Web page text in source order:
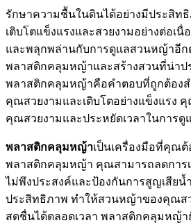
รักษาความชื้นในดินได้อย่างมีประสิท
เติบโตแข็งแรงและสวยงามอย่างต่อเนื่อ
และพลุกพล่านกับการดูแลสวนหญ้าอีก
พลาสติกคลุมหญ้าและสร้างสวนที่น่าป
พลาสติกคลุมหญ้าคือคำตอบที่ถูกต้องส
คุณสวยงามและเติบโตอย่างแข็งแรง
คุณสวยงามและประหยัดเวลาในการดู
พลาสติกคลุมหญ้าเป็นเครื่องมือที่คุณต้
พลาสติกคลุมหญ้า คุณสามารถลดการ
ไม่พึงประสงค์และป้องกันการสูญเสียน้
ประสิทธิภาพ ทำให้สวนหญ้าของคุณส
สดชื่นได้ตลอดเวลา พลาสติกคลุมหญ้า